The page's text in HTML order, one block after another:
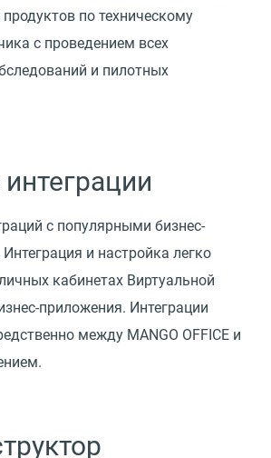
по техническому
с проведением всех
и пилотных
с популярными бизнес-
и настройка легко
кабинетах Виртуальной
приложения. Интеграции
между MANGO OFFICE и